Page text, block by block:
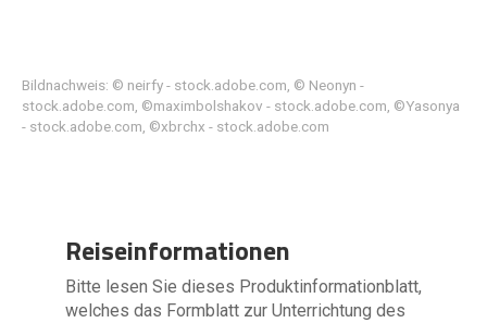
Bildnachweis: © neirfy - stock.adobe.com, © Neonyn -
stock.adobe.com, ©maximbolshakov - stock.adobe.com, ©Yasonya
- stock.adobe.com, ©xbrchx - stock.adobe.com
Reiseinformationen
Bitte lesen Sie dieses Produktinformationblatt,
welches das Formblatt zur Unterrichtung des